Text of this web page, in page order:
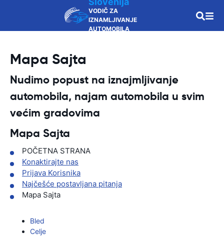
VODIČ ZA
IZNAMLJIVANJE
AUTOMOBILA
Mapa Sajta
Nudimo popust na iznajmljivanje
automobila, najam automobila u svim
većim gradovima
Mapa Sajta
POČETNA STRANA
Konaktirajte nas
Prijava Korisnika
Najčešće postavljana pitanja
Mapa Sajta
Bled
Celje